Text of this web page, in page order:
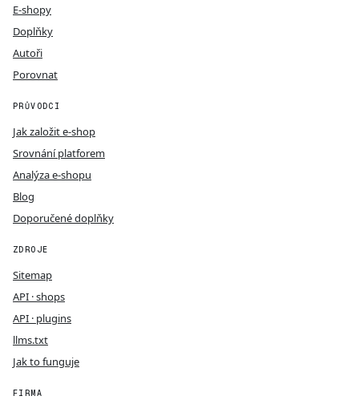
E-shopy
Doplňky
Autoři
Porovnat
PRŮVODCI
Jak založit e-shop
Srovnání platforem
Analýza e-shopu
Blog
Doporučené doplňky
ZDROJE
Sitemap
API · shops
API · plugins
llms.txt
Jak to funguje
FIRMA